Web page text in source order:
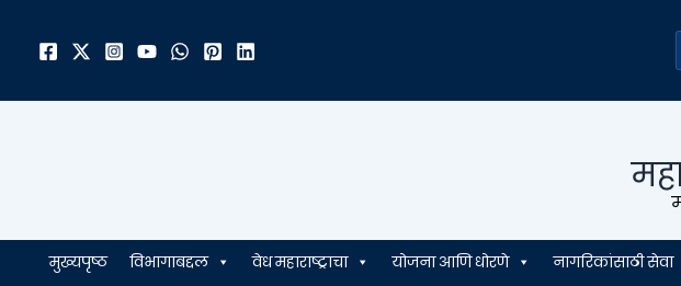
मुख्यपृष्ठ विभागाबद्दल वेध महाराष्ट्राचा योजना आणि धोरणे नागरिकांसाठी सेवा